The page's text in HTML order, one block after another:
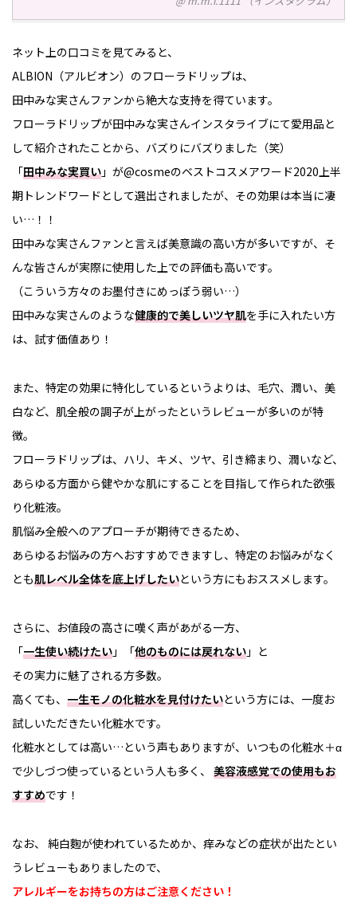
ネット上の口コミを見てみると、
ALBION（アルビオン）のフローラドリップは、
田中みな実さんファンから絶大な支持を得ています。
フローラドリップが田中みな実さんインスタライブにて愛用品と
して紹介されたことから、バズりにバズりました（笑）
「田中みな実買い 」が@cosmeのベストコスメアワード2020上半
期トレンドワードとして選出されましたが、その効果は本当に凄
い…！！
田中みな実さんファンと言えば美意識の高い方が多いですが、そ
んな皆さんが実際に使用した上での評価も高いです。
（こういう方々のお墨付きにめっぽう弱い…）
田中みな実さんのような健康的で美しいツヤ肌を手に入れたい方
は、試す価値あり！
また、特定の効果に特化しているというよりは、毛穴、潤い、美
白など、肌全般の調子が上がったというレビューが多いのが特
徴。
フローラドリップは、ハリ、キメ、ツヤ、引き締まり、潤いなど、
あらゆる方面から健やかな肌にすることを目指して作られた欲張
り化粧液。
肌悩み全般へのアプローチが期待できるため、
あらゆるお悩みの方へおすすめできますし、特定のお悩みがなく
とも肌レベル全体を底上げしたいという方にもおススメします。
さらに、お値段の高さに嘆く声があがる一方、
「一生使い続けたい 」「他のものには戻れない 」と
その実力に魅了される方多数。
高くても、 一生モノの化粧水を見付けたいという方には、一度お
試しいただきたい化粧水です。
化粧水としては高い…という声もありますが、いつもの化粧水＋α
で少しづつ使っているという人も多く、 美容液感覚での使用もお
すすめです！
なお、 純白麴が使われているためか、痒みなどの症状が出たとい
うレビューもありましたので、
アレルギーをお持ちの方はご注意ください！